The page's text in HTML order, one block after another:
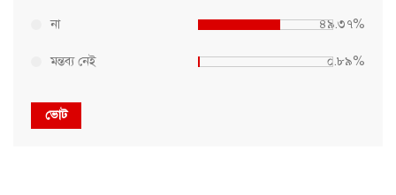
না ৪৯.৩৭%
মন্তব্য নেই ০.৮৯%
ভোট